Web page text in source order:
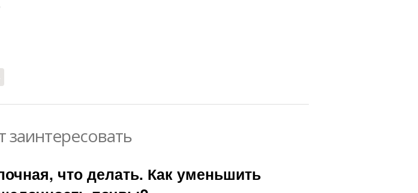
заинтересовать
что делать. Как уменьшить